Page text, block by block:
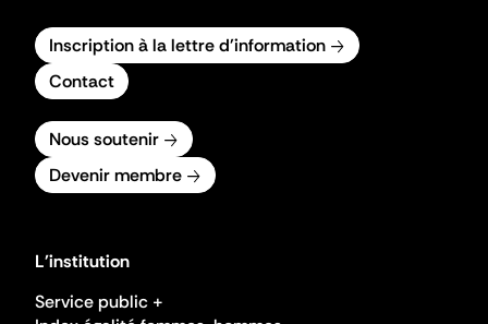
Inscription à la lettre d'information
Contact
Nous soutenir
Devenir membre
L'institution
Service public +